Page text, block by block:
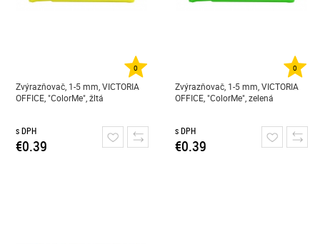
0
Zvýrazňovač, 1-5 mm, VICTORIA
OFFICE, "ColorMe", žltá
s DPH
€0.39
0
Zvýrazňovač, 1-5 mm, VICTORIA
OFFICE, "ColorMe", zelená
s DPH
€0.39